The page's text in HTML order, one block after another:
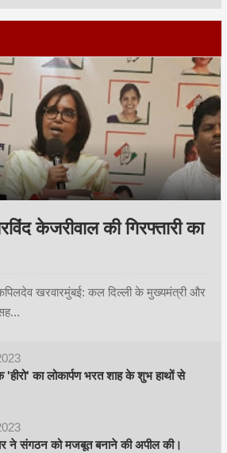
केजरीवाल की गिरफ्तारी का
खरवारमुंबई: कल दिल्ली के मुख्यमंत्री और
का लोकार्पण भरत शाह के शुभ हाथों से
ने संगठन को मजबूत बनाने की अपील की।